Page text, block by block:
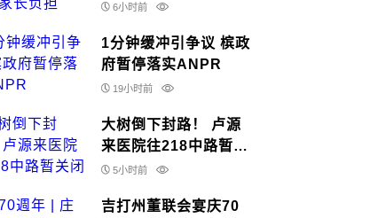
6小时前
1分钟缓冲引争议 槟政
府暂停落实ANPR
19小时前
大树倒下封路！ 卢源
来医院往218中路暂关
闭5小时前
吉打州董联会宴庆70